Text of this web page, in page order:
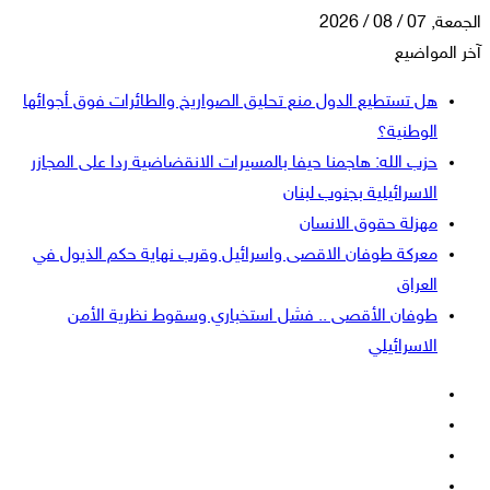
الجمعة, 07 / 08 / 2026
آخر المواضيع
هل تستطيع الدول منع تحليق الصواريخ والطائرات فوق أجوائها
الوطنية؟
حزب الله: هاجمنا حيفا بالمسيرات الانقضاضية ردا على المجازر
الاسرائيلية بجنوب لبنان
مهزلة حقوق الانسان
معركة طوفان الاقصى واسرائيل وقرب نهاية حكم الذيول في
العراق
طوفان الأقصى .. فشل استخباري وسقوط نظرية الأمن
الاسرائيلي